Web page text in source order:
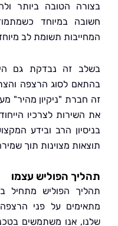
הטובה ביותר ולהעניק
במיוחד כשמתמודדים
תשומת לב מיוחדת.
זה נבדקת גם היתכנות
לסוג הרצפה והצרכים
"ניקיון מהיר" מעניקה
לצרכיו הייחודיים.
הרב ובידע המקצועי
מצוינות תוך שמירה על
הפוליש עצמו
הפוליש מתחיל במריחה
על פני הרצפה. כשאתם
אנו משתמשים בטכניקות